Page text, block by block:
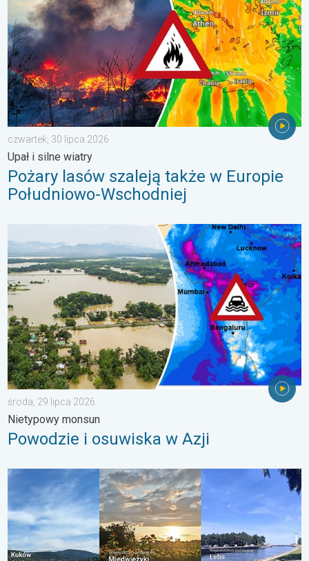
czwartek, 30 lipca 2026
Upał i silne wiatry
Pożary lasów szaleją także w Europie
Południowo-Wschodniej
Powodzie i osuwiska w Azji. Nietypowy monsun. . . środa, 29
środa, 29 lipca 2026
Nietypowy monsun
Powodzie i osuwiska w Azji
Półmetek wakacji. Jaka pogoda w sierpniu?. . . środa, 29